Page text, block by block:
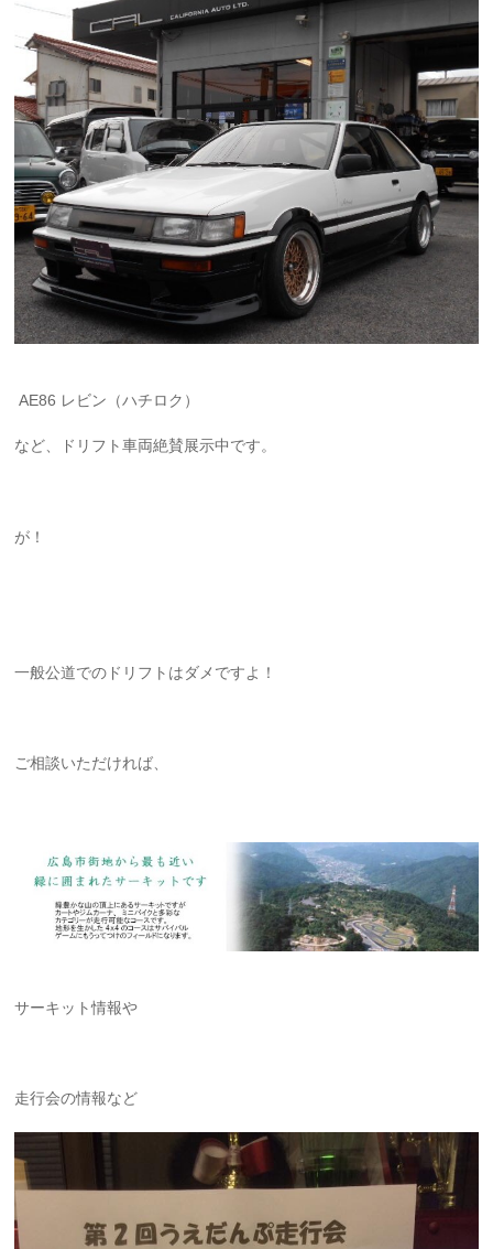
AE86 レビン（ハチロク）
など、ドリフト車両絶賛展示中です。
が！
一般公道でのドリフトはダメですよ！
ご相談いただければ、
サーキット情報や
走行会の情報など